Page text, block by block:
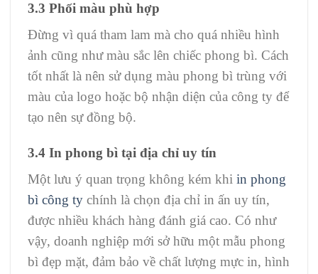
3.3 Phối màu phù hợp
Đừng vì quá tham lam mà cho quá nhiều hình
ảnh cũng như màu sắc lên chiếc phong bì. Cách
tốt nhất là nên sử dụng màu phong bì trùng với
màu của logo hoặc bộ nhận diện của công ty để
tạo nên sự đồng bộ.
3.4 In phong bì tại địa chỉ uy tín
Một lưu ý quan trọng không kém khi in phong
bì công ty chính là chọn địa chỉ in ấn uy tín,
được nhiều khách hàng đánh giá cao. Có như
vậy, doanh nghiệp mới sở hữu một mẫu phong
bì đẹp mặt, đảm bảo về chất lượng mực in, hình